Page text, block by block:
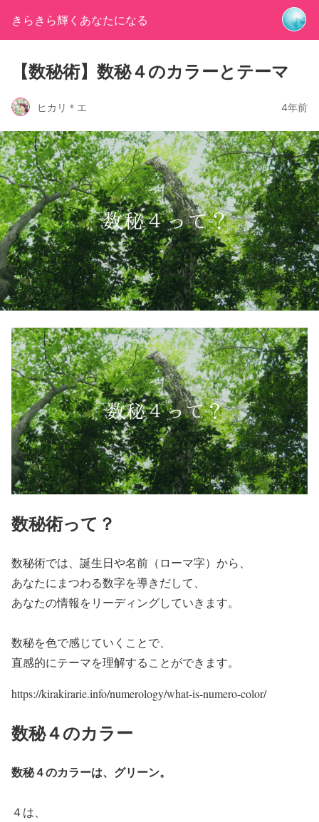
きらきら輝くあなたになる
【数秘術】数秘４のカラーとテーマ
ヒカリ＊エ 4年前
数秘術って？
数秘術では、誕生日や名前（ローマ字）から、
あなたにまつわる数字を導きだして、
あなたの情報をリーディングしていきます。
数秘を色で感じていくことで、
直感的にテーマを理解することができます。
https://kirakirarie.info/numerology/what-is-numero-color/
数秘４のカラー
数秘４のカラーは、グリーン。
４は、